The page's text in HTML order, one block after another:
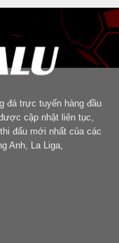
đá trực tuyến hàng đầu
cập nhật liên tục,
đấu mới nhất của các
Anh, La Liga,